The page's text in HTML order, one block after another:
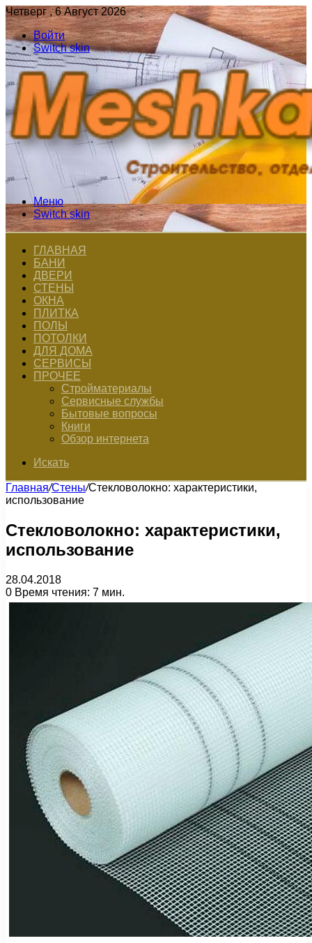
Четверг , 6 Август 2026
Войти
Switch skin
Меню
Switch skin
ГЛАВНАЯ
БАНИ
ДВЕРИ
СТЕНЫ
ОКНА
ПЛИТКА
ПОЛЫ
ПОТОЛКИ
ДЛЯ ДОМА
СЕРВИСЫ
ПРОЧЕЕ
Стройматериалы
Сервисные службы
Бытовые вопросы
Книги
Обзор интернета
Искать
Главная/Стены/Стекловолокно: характеристики,
использование
Стекловолокно: характеристики,
использование
28.04.2018
0 Время чтения: 7 мин.